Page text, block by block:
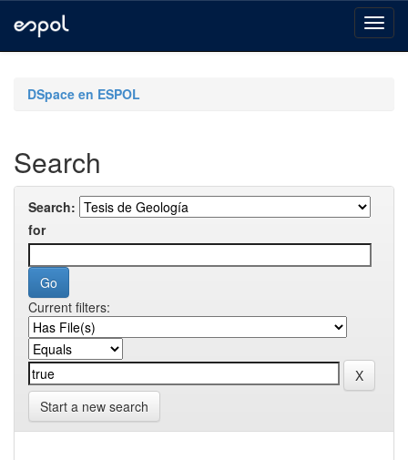
navigationDSpace en ESPOL
Search
Search:
for
Current filters:
Start a new search